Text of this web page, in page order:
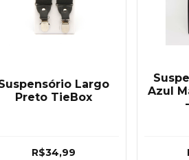
Largo
Preto TieBox
R$34,99
Azul